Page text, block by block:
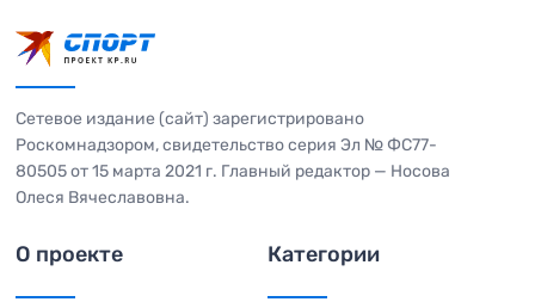
Сетевое издание (сайт) зарегистрировано
Роскомнадзором, свидетельство серия Эл № ФС77-
80505 от 15 марта 2021 г. Главный редактор — Носова
Олеся Вячеславовна.
О проекте Категории